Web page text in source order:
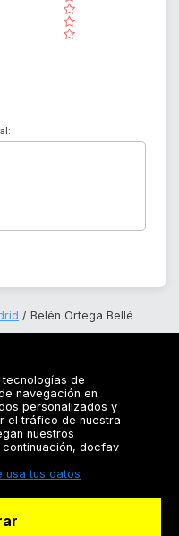
( )
( )
( )
Belén Ortega Bellé
de
navegación en
personalizados y
el tráfico de nuestra
nuestros
continuación, docfav
usa tus datos